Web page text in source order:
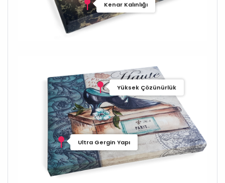
Kenar Kalınlığı
Yüksek Çözünürlük
Ultra Gergin Yapı